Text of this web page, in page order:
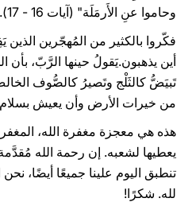
وحاموا عنِ الأَرمَلَة" (آيات 16 - 17).
فكّروا بالكثير من المُهجّرين الذين
أين يذهبون.يَقولُ حينها الرَّبّ، بأن
تَبيَضُّ كالثَلْج وتَصيرُ كالصُّوف
من خيرات الأرض وأن يعيش بسلام
هذه هي معجزة مغفرة الله،
يعطيها لشعبه. إن رحمة الله
تنطبق اليوم علينا جميعًا أيضًا،
لله. شكرًا!